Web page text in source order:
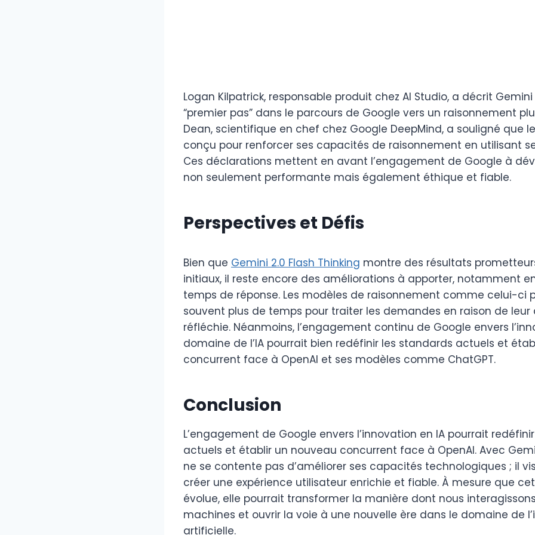
Logan Kilpatrick, responsable produit chez AI Studio, a décrit
“premier pas” dans le parcours de Google vers un raisonnement
Dean, scientifique en chef chez Google DeepMind, a souligné que
conçu pour renforcer ses capacités de raisonnement en utilisant
Ces déclarations mettent en avant l’engagement de Google à
non seulement performante mais également éthique et fiable.
Perspectives et Défis
Bien que Gemini 2.0 Flash Thinking montre des résultats
initiaux, il reste encore des améliorations à apporter, notamment
temps de réponse. Les modèles de raisonnement comme celui-ci
souvent plus de temps pour traiter les demandes en raison de leur
réfléchie. Néanmoins, l’engagement continu de Google envers
domaine de l’IA pourrait bien redéfinir les standards actuels et
concurrent face à OpenAI et ses modèles comme ChatGPT.
Conclusion
L’engagement de Google envers l’innovation en IA pourrait
actuels et établir un nouveau concurrent face à OpenAI. Avec
ne se contente pas d’améliorer ses capacités technologiques ; il
créer une expérience utilisateur enrichie et fiable. À mesure que
évolue, elle pourrait transformer la manière dont nous
machines et ouvrir la voie à une nouvelle ère dans le domaine de
artificielle.